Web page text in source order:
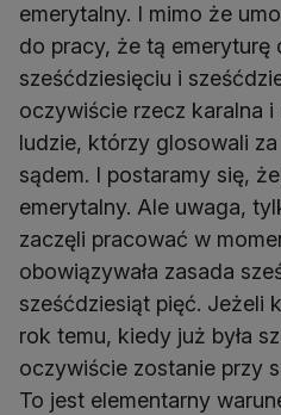
emerytalny. I mimo że
do pracy, że tą emeryturę
sześćdziesięciu i
oczywiście rzecz karalna
ludzie, którzy glosowali
sądem. I postaramy się,
emerytalny. Ale uwaga,
zaczęli pracować w
obowiązywała zasada
sześćdziesiąt pięć. Jeżeli
rok temu, kiedy już była
oczywiście zostanie przy
To jest elementarny